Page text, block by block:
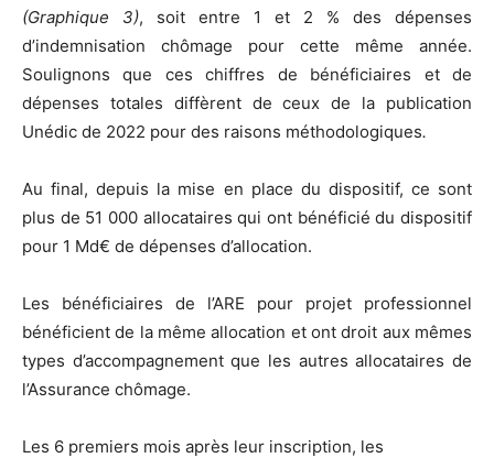
(Graphique 3), soit entre 1 et 2 % des dépenses
d’indemnisation chômage pour cette même année.
Soulignons que ces chiffres de bénéficiaires et de
dépenses totales diffèrent de ceux de la publication
Unédic de 2022 pour des raisons méthodologiques.
Au final, depuis la mise en place du dispositif, ce sont
plus de 51 000 allocataires qui ont bénéficié du dispositif
pour 1 Md€ de dépenses d’allocation.
Les bénéficiaires de l’ARE pour projet professionnel
bénéficient de la même allocation et ont droit aux mêmes
types d’accompagnement que les autres allocataires de
l’Assurance chômage.
Les 6 premiers mois après leur inscription, les